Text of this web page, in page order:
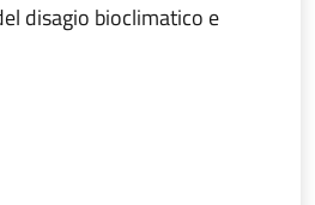
disagio bioclimatico e